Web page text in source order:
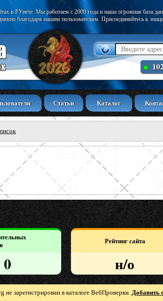
в РУнете. Мы работаем с 2009 года и наша огромная база
благодаря нашим пользователям. Присоединяйтесь к
Статьи Каталог
0
Рейтинг сайта
н/о
не зарегистрирован в каталоге ВебПроверки. Добавить